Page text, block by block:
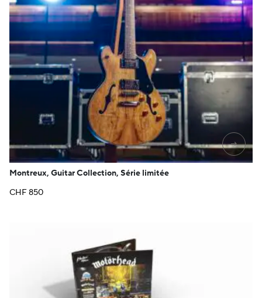
→
Montreux, Guitar Collection, Série limitée
CHF850